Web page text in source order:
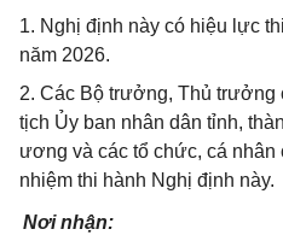
1. Nghị định này có hiệu lực
năm 2026.
2. Các Bộ trưởng, Thủ trưởng
tịch Ủy ban nhân dân tỉnh,
ương và các tổ chức, cá nhân
nhiệm thi hành Nghị định này.
Nơi nhận: